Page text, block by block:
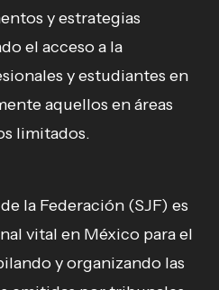
y estrategias
el acceso a la
y estudiantes en
aquellos en áreas
limitados.
la Federación (SJF) es
vital en México para el
y organizando las